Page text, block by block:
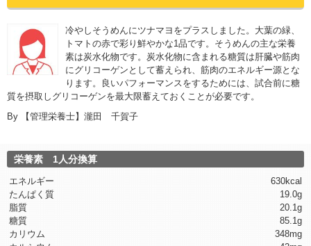
冷やしそうめんにツナマヨをプラスしました。大葉の緑、
トマトの赤で彩り鮮やかな1品です。そうめんの主な栄養
素は炭水化物です。炭水化物に含まれる糖質は肝臓や筋肉
にグリコーゲンとして蓄えられ、筋肉のエネルギー源とな
ります。良いパフォーマンスをするためには、試合前に糖
質を摂取しグリコーゲンを最大限蓄えておくことが必要です。
By
【管理栄養士】瀧田 千賀子
栄養素 1人分換算
エネルギー
630kcal
たんぱく質
19.0g
脂質
20.1g
糖質
85.1g
カリウム
348mg